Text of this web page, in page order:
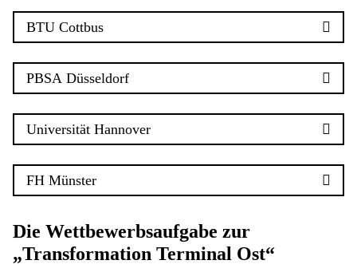
BTU Cottbus
PBSA Düsseldorf
Universität Hannover
FH Münster
Die Wettbewerbsaufgabe zur
„Transformation Terminal Ost“